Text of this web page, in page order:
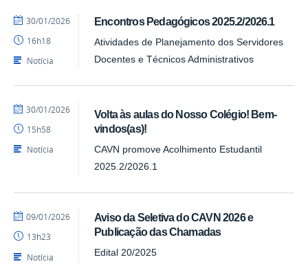
Encontros Pedagógicos 2025.2/2026.1
Atividades de Planejamento dos Servidores
Docentes e Técnicos Administrativos
por
-
CAVN
publicado
30/01/2026
16h18
Notícia
Volta às aulas do Nosso Colégio! Bem-
vindos(as)!
CAVN promove Acolhimento Estudantil
2025.2/2026.1
por
-
CAVN
publicado
30/01/2026
15h58
Notícia
Aviso da Seletiva do CAVN 2026 e
Publicação das Chamadas
Edital 20/2025
por
-
CAVN
publicado
09/01/2026
13h23
Notícia